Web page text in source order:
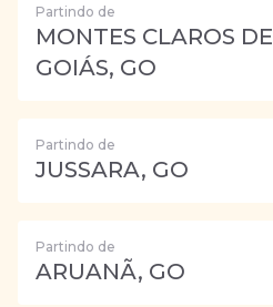
Partindo de
MONTES CLAROS DE
GOIÁS, GO
Partindo de
JUSSARA, GO
Partindo de
ARUANÃ, GO